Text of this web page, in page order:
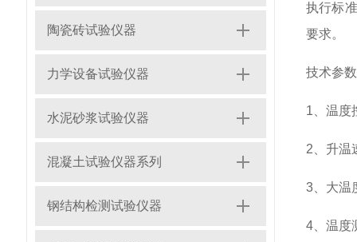
陶瓷砖试验仪器
力学设备试验仪器
水泥砂浆试验仪器
混凝土试验仪器系列
钢结构检测试验仪器
执行标
要求。
技术参数
1 、温
2 、升
3 、大
4 、温